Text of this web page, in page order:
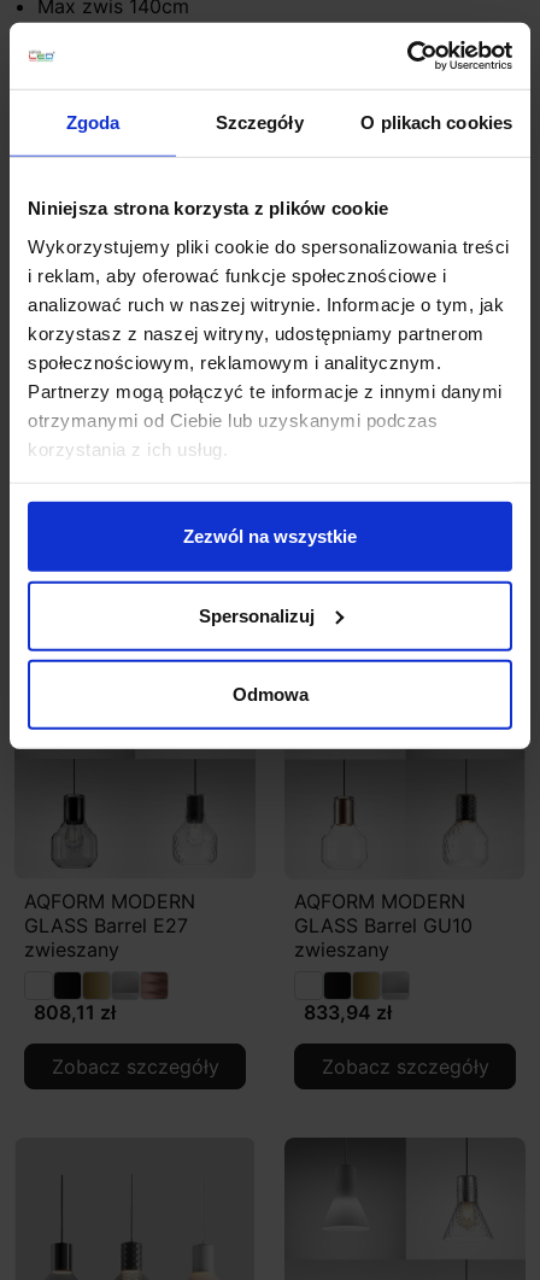
Zgoda Szczegóły O plikach cookies
Niniejsza strona korzysta z plików cookie
Wykorzystujemy pliki cookie do spersonalizowania treści
i reklam, aby oferować funkcje społecznościowe i
analizować ruch w naszej witrynie. Informacje o tym, jak
korzystasz z naszej witryny, udostępniamy partnerom
społecznościowym, reklamowym i analitycznym.
Partnerzy mogą połączyć te informacje z innymi danymi
otrzymanymi od Ciebie lub uzyskanymi podczas
korzystania z ich usług.
Zezwól na wszystkie
Spersonalizuj
Odmowa
Max zwis 140cm
Zasilanie 230V
Materiał klosz gładki transparentny, ryflowany,
romby transparentny, mleczny biały
Kolor podstawy: czarny, biały, szary, złoty
Producent: Aquaform
Gwarancja: 2 lata
Dodatkowe informacje:
Nie zawiera źródła światła
Produkt przygotowywany na indywidualne
zamówienie. Zgodnie z regulaminem sklepu, tego
typu towar nie podlega zwrotowi
AQFORM MODERN
GLASS Barrel E27
zwieszany
808,11 zł
Zobacz szczegóły
AQFORM MODERN
GLASS Barrel GU10
zwieszany
833,94 zł
Zobacz szczegóły